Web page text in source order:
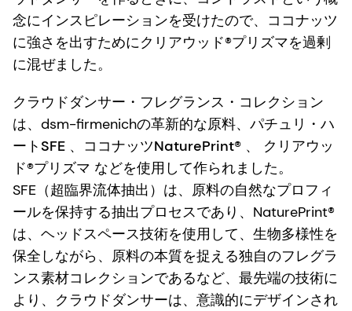
念にインスピレーションを受けたので、ココナッツ
に強さを出すためにクリアウッド®プリズマを過剰
に混ぜました。
クラウドダンサー・フレグランス・コレクション
は、dsm-firmenichの革新的な原料、 パチュリ・ハ
ートSFE 、 ココナッツNaturePrint® 、
クリアウッ
ド®プリズマ などを使用して作られました。
SFE（超臨界流体抽出）は、原料の自然なプロフィ
ールを保持する抽出プロセスであり、NaturePrint®
は、ヘッドスペース技術を使用して、生物多様性を
保全しながら、原料の本質を捉える独自のフレグラ
ンス素材コレクションであるなど、最先端の技術に
より、クラウドダンサーは、意識的にデザインされ